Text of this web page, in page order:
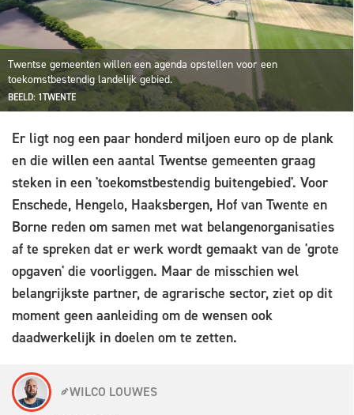
Twentse gemeenten willen een agenda opstellen voor een
toekomstbestendig landelijk gebied.
BEELD: 1TWENTE
Er ligt nog een paar honderd miljoen euro op de plank
en die willen een aantal Twentse gemeenten graag
steken in een 'toekomstbestendig buitengebied'. Voor
Enschede, Hengelo, Haaksbergen, Hof van Twente en
Borne reden om samen met wat belangenorganisaties
af te spreken dat er werk wordt gemaakt van de 'grote
opgaven' die voorliggen. Maar de misschien wel
belangrijkste partner, de agrarische sector, ziet op dit
moment geen aanleiding om de wensen ook
daadwerkelijk in doelen om te zetten.
WILCO LOUWES